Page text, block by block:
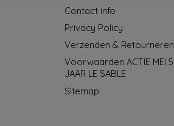
Contact info
Privacy Policy
Verzenden & Retourneren
Voorwaarden ACTIE MEI 5
JAAR LE SABLE
Sitemap